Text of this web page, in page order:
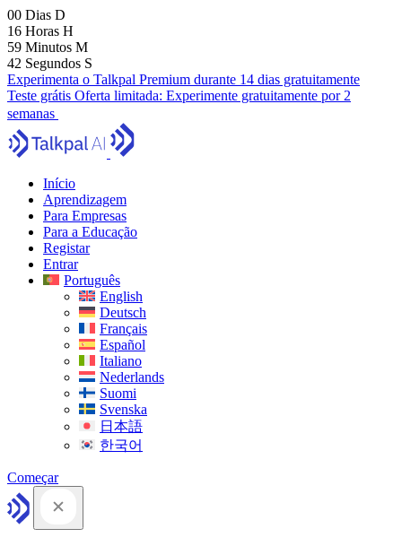
00 Dias D
16 Horas H
59 Minutos M
40 Segundos S
Experimenta o Talkpal Premium durante 14 dias gratuitamente
Teste grátis Oferta limitada: Experimente gratuitamente por 2
semanas
Início
Aprendizagem
Para Empresas
Para a Educação
Registar
Entrar
Português
English
Deutsch
Français
Español
Italiano
Nederlands
Suomi
Svenska
日本語
한국어
Começar